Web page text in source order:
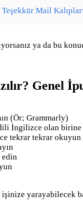
Mail
ya da bu
Genel
(Ör; Grammarly)
dili İngilizce olan
tekrar tekrar okuyun
edin
yarayabilecek